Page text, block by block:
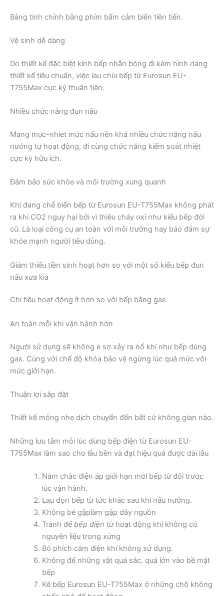
Bảng tinh chỉnh bằng phím bấm cảm biến tiên tiến.
Vệ sinh dễ dàng
Do thiết kế đặc biệt kính bếp nhẵn bóng đi kèm hình dáng
thiết kế tiêu chuẩn, việc lau chùi bếp từ Eurosun EU-
T755Max cực kỳ thuận tiện.
Nhiều chức năng đun nấu
Mang muc-nhiet mức nấu nên khá nhiều chức năng nấu
nướng tự hoạt động, đi cùng chức năng kiểm soát nhiệt
cực kỳ hữu ích.
Đảm bảo sức khỏe và môi trường xung quanh
Khi đang chế biến bếp từ Eurosun EU-T755Max không phát
ra khí CO2 nguy hại bởi vì thiêu cháy oxi như kiểu bếp đời
cũ. Là loại công cụ an toàn với môi trường hay bảo đảm sự
khỏe mạnh người tiêu dùng.
Giảm thiểu tiền sinh hoạt hơn so với một số kiểu bếp đun
nấu xưa kia
Chi tiêu hoạt động ít hơn so với bếp bằng gas
An toàn mỗi khi vận hành hơn
Người sử dụng sẽ không e sợ xảy ra nổ khí như bếp dùng
gas. Cùng với chế độ khóa bảo vệ ngừng lúc quá mức với
mức giới hạn.
Thuận lợi sắp đặt
Thiết kế mỏng nhẹ dịch chuyển đến bất cứ không gian nào.
Những lưu tâm mỗi lúc dùng bếp điện từ Eurosun EU-
T755Max làm sao cho lâu bền và đạt hiệu quả được dài lâu
Nắm chắc điện áp giới hạn mỗi bếp từ đôi trước
lúc vận hành.
Lau dọn bếp từ tức khắc sau khi nấu nướng.
Không bẻ gậplàm gập dây nguồn
Tránh để bếp điện từhoạt động khi không có
nguyên liệu trong xửng
Bỏ phích cắm điện khi không sử dụng.
Không để những vật quá sắc, quá lớn vào bề mặt
bếp
Kê bếp Eurosun EU-T755Max ở những chỗ không